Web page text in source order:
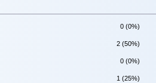
0 (0%)
2 (50%)
0 (0%)
1 (25%)